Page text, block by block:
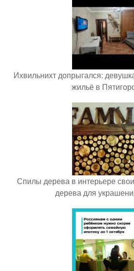
Ихвильнихт допрыгался:
жильё в
Спилы дерева в интерьере
дерева для